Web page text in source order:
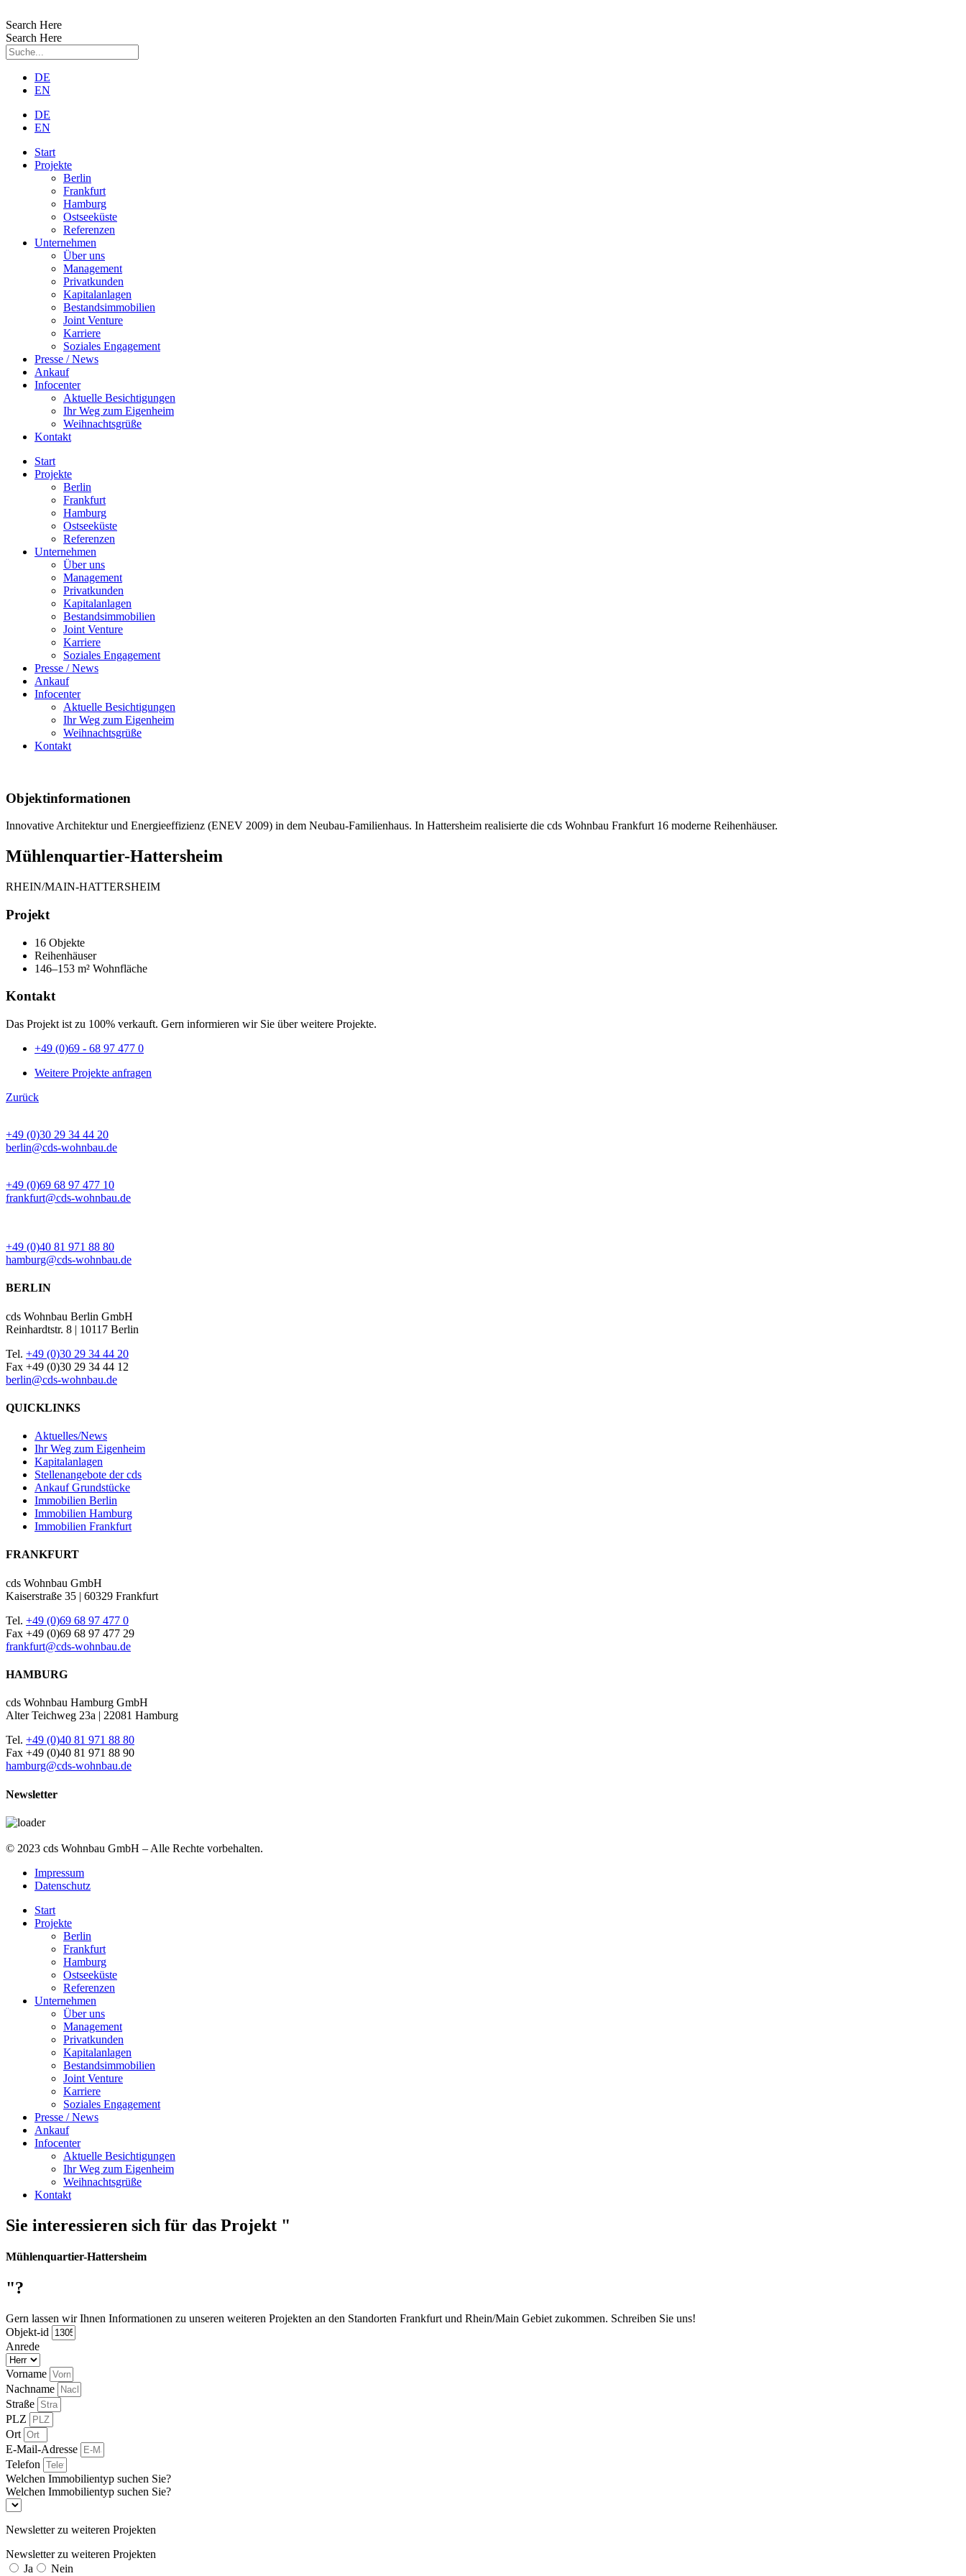
Inhalt
wechseln
Search Here
Search Here
DE
EN
DE
EN
Start
Projekte
Berlin
Frankfurt
Hamburg
Ostseeküste
Referenzen
Unternehmen
Über uns
Management
Privatkunden
Kapitalanlagen
Bestandsimmobilien
Joint Venture
Karriere
Soziales Engagement
Presse / News
Ankauf
Infocenter
Aktuelle Besichtigungen
Ihr Weg zum Eigenheim
Weihnachtsgrüße
Kontakt
Start
Projekte
Berlin
Frankfurt
Hamburg
Ostseeküste
Referenzen
Unternehmen
Über uns
Management
Privatkunden
Kapitalanlagen
Bestandsimmobilien
Joint Venture
Karriere
Soziales Engagement
Presse / News
Ankauf
Infocenter
Aktuelle Besichtigungen
Ihr Weg zum Eigenheim
Weihnachtsgrüße
Kontakt
Objektinformationen
Innovative Architektur und Energieeffizienz (ENEV 2009) in dem Neubau-Familienhaus. In Hattersheim realisierte die cds Wohnbau Frankfurt 16 moderne Reihenhäuser.
Mühlenquartier-Hattersheim
RHEIN/MAIN-HATTERSHEIM
Projekt
16 Objekte
Reihenhäuser
146–153 m² Wohnfläche
Kontakt
Das Projekt ist zu 100% verkauft. Gern informieren wir Sie über weitere Projekte.
+49 (0)69 - 68 97 477 0
Weitere Projekte anfragen
Zurück
+49 (0)30 29 34 44 20
berlin@cds-wohnbau.de
+49 (0)69 68 97 477 10
frankfurt@cds-wohnbau.de
+49 (0)40 81 971 88 80
hamburg@cds-wohnbau.de
BERLIN
cds Wohnbau Berlin GmbH
Reinhardtstr. 8 | 10117 Berlin
Tel. +49 (0)30 29 34 44 20
Fax +49 (0)30 29 34 44 12
berlin@cds-wohnbau.de
QUICKLINKS
Aktuelles/News
Ihr Weg zum Eigenheim
Kapitalanlagen
Stellenangebote der cds
Ankauf Grundstücke
Immobilien Berlin
Immobilien Hamburg
Immobilien Frankfurt
FRANKFURT
cds Wohnbau GmbH
Kaiserstraße 35 | 60329 Frankfurt
Tel. +49 (0)69 68 97 477 0
Fax +49 (0)69 68 97 477 29
frankfurt@cds-wohnbau.de
HAMBURG
cds Wohnbau Hamburg GmbH
Alter Teichweg 23a | 22081 Hamburg
Tel. +49 (0)40 81 971 88 80
Fax +49 (0)40 81 971 88 90
hamburg@cds-wohnbau.de
Newsletter
© 2023 cds Wohnbau GmbH – Alle Rechte vorbehalten.
Impressum
Datenschutz
Start
Projekte
Berlin
Frankfurt
Hamburg
Ostseeküste
Referenzen
Unternehmen
Über uns
Management
Privatkunden
Kapitalanlagen
Bestandsimmobilien
Joint Venture
Karriere
Soziales Engagement
Presse / News
Ankauf
Infocenter
Aktuelle Besichtigungen
Ihr Weg zum Eigenheim
Weihnachtsgrüße
Kontakt
Sie interessieren sich für das Projekt "
Mühlenquartier-Hattersheim
"?
Gern lassen wir Ihnen Informationen zu unseren weiteren Projekten an den Standorten Frankfurt und Rhein/Main Gebiet zukommen. Schreiben Sie uns!
Objekt-id
Anrede
Vorname
Nachname
Straße
PLZ
Ort
E-Mail-Adresse
Telefon
Welchen Immobilientyp suchen Sie?
Welchen Immobilientyp suchen Sie?
Newsletter zu weiteren Projekten
Newsletter zu weiteren Projekten
Ja
Nein